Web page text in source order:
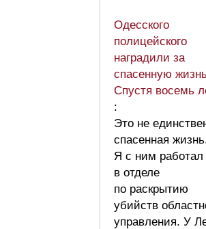
Одесского
полицейского
наградили за
спасенную
Спустя восемь
:
Это не
спасенная
Я с ним работал
в отделе
по раскрытию
убийств
управления. У